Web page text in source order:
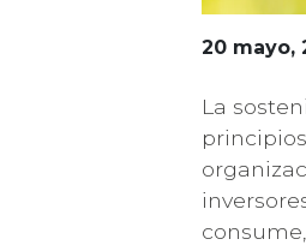
20 mayo,
La